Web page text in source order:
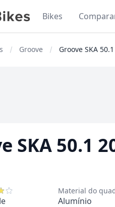
Bikes
Groove Groove SKA
SKA 50.1
Material do
Alumínio